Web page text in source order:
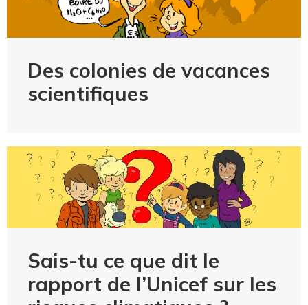
Des colonies de vacances
scientifiques
Sais-tu ce que dit le
rapport de l’Unicef sur les